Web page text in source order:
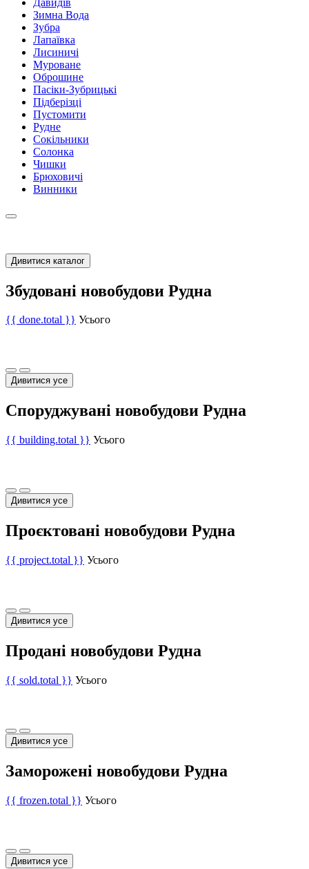
Зимна Вода
Зубра
Лапаївка
Лисиничі
Муроване
Оброшине
Пасіки-Зубрицькі
Підберізці
Пустомити
Рудне
Сокільники
Солонка
Чишки
Брюховичі
Винники
Дивитися каталог
Збудовані новобудови Рудна
{{ done.total }} Усього
Дивитися усе
Споруджувані новобудови Рудна
{{ building.total }} Усього
Дивитися усе
Проєктовані новобудови Рудна
{{ project.total }} Усього
Дивитися усе
Продані новобудови Рудна
{{ sold.total }} Усього
Дивитися усе
Заморожені новобудови Рудна
{{ frozen.total }} Усього
Дивитися усе